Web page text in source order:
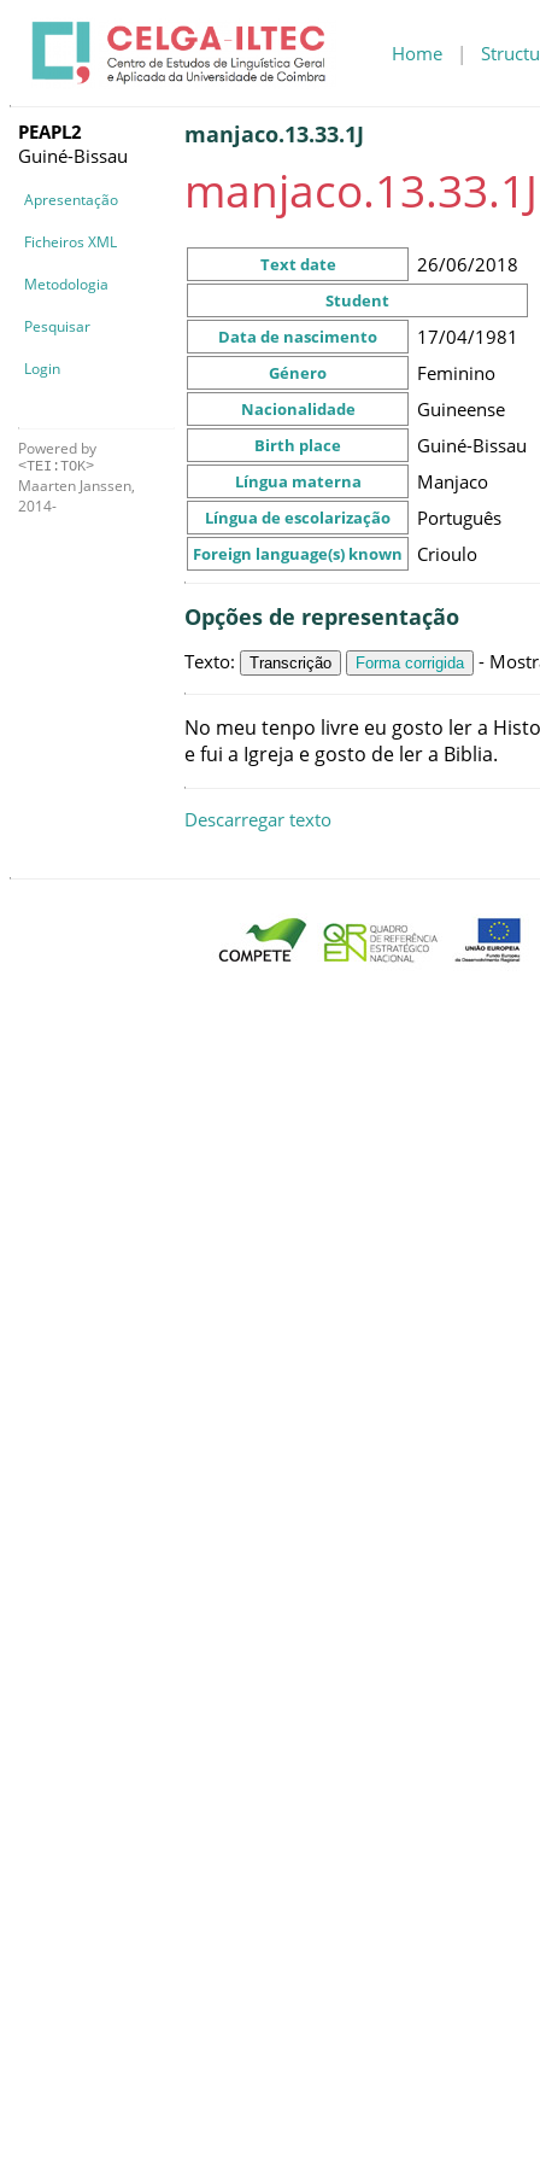
Home |
PEAPL2
Guiné-Bissau
Apresentação
Ficheiros XML
Metodologia
Pesquisar
Login
Powered by
<TEI:TOK>
Maarten Janssen,
2014-
manjaco.13.33.1J
manjaco.13.33.1J
Text date 26/06/2018
Student
Data de nascimento
17/04/1981
Género Feminino
Nacionalidade Guineense
Birth place Guiné-Bissau
Língua materna Manjaco
Língua de escolarização Português
Foreign language(s) known Crioulo
Opções de representação
Texto: Transcrição Forma corrigida -
No meu tenpo livre eu gosto lera
efui a Igreja e gosto de lera Biblia.
Descarregar texto